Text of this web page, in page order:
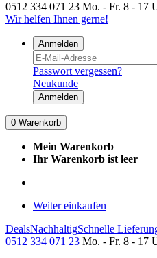
0512 334 071 23 Mo. - Fr. 8 - 17
Wir helfen Ihnen gerne!
Anmelden
Passwort vergessen?
Neukunde
Anmelden
0 Warenkorb
Mein Warenkorb
Ihr Warenkorb ist leer
Weiter einkaufen
DealsNachhaltigSchnelle
0512 334 071 23 Mo. - Fr. 8 - 17